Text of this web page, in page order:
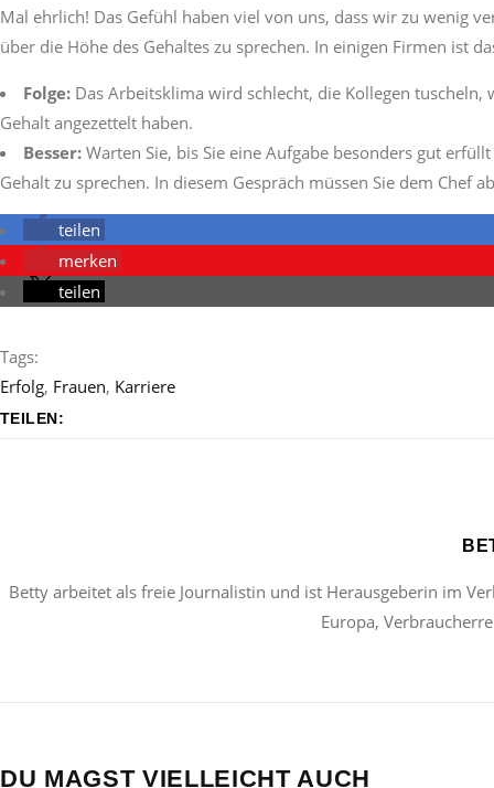
Mal ehrlich! Das Gefühl haben viel von uns, dass wir zu wenig
über die Höhe des Gehaltes zu sprechen. In einigen Firmen ist
Folge: Das Arbeitsklima wird schlecht, die Kollegen tuscheln,
Gehalt angezettelt haben.
Besser: Warten Sie, bis Sie eine Aufgabe besonders gut
Gehalt zu sprechen. In diesem Gespräch müssen Sie dem
teilen
merken
teilen
Tags:
Erfolg, Frauen, Karriere
TEILEN:
Betty arbeitet als freie Journalistin und ist Herausgeberin im
Europa,
DU MAGST VIELLEICHT AUCH